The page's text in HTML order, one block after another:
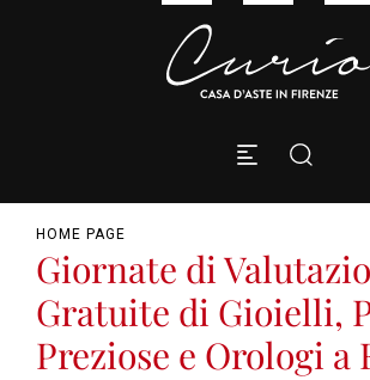
HOME PAGE
Giornate di
Gratuite di Gioielli,
Preziose e Orologi a